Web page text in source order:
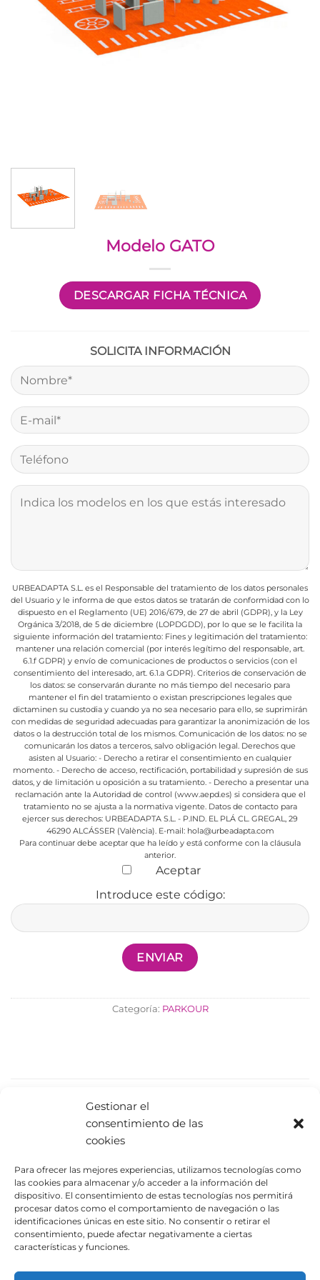
Gestionar el
consentimiento de las
cookies
Para ofrecer las mejores experiencias, utilizamos tecnologías como
las cookies para almacenar y/o acceder a la información del
dispositivo. El consentimiento de estas tecnologías nos permitirá
procesar datos como el comportamiento de navegación o las
identificaciones únicas en este sitio. No consentir o retirar el
consentimiento, puede afectar negativamente a ciertas
características y funciones.
Modelo GATO
DESCARGAR FICHA TÉCNICA
SOLICITA INFORMACIÓN
URBEADAPTA S.L. es el Responsable del tratamiento de los datos personales
del Usuario y le informa de que estos datos se tratarán de conformidad con lo
dispuesto en el Reglamento (UE) 2016/679, de 27 de abril (GDPR), y la Ley
Orgánica 3/2018, de 5 de diciembre (LOPDGDD), por lo que se le facilita la
siguiente información del tratamiento:Fines y legitimación del tratamiento:
mantener una relación comercial (por interés legítimo del responsable, art.
6.1.f GDPR) y envío de comunicaciones de productos o servicios (con el
consentimiento del interesado, art. 6.1.a GDPR). Criterios de conservación de
los datos: se conservarán durante no más tiempo del necesario para
mantener el fin del tratamiento o existan prescripciones legales que
dictaminen su custodia y cuando ya no sea necesario para ello, se suprimirán
con medidas de seguridad adecuadas para garantizar la anonimización de los
datos o la destrucción total de los mismos.Comunicación de los datos: no se
comunicarán los datos a terceros, salvo obligación legal. Derechos que
asisten al Usuario: - Derecho a retirar el consentimiento en cualquier
momento.- Derecho de acceso, rectificación, portabilidad y supresión de sus
datos, y de limitación u oposición a su tratamiento.- Derecho a presentar una
reclamación ante la Autoridad de control (www.aepd.es) si considera que el
tratamiento no se ajusta a la normativa vigente.Datos de contacto para
ejercer sus derechos: URBEADAPTA S.L. - P.IND. EL PLÁ CL. GREGAL, 29
46290 ALCÁSSER (València). E-mail: hola@urbeadapta.com
Para continuar debe aceptar que ha leído y está conforme con la cláusula
anterior.
Aceptar
Introduce este código:
Categoría: PARKOUR